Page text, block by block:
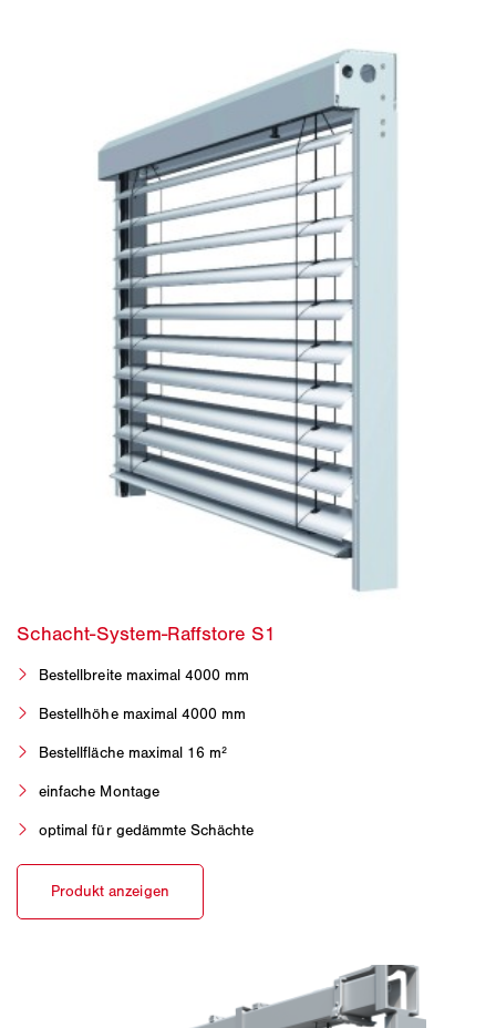
Bestellbreite maximal 4000 mm
Bestellhöhe maximal 4000 mm
Bestellfläche maximal 16 m²
einfache Montage
optimal für gedämmte Schächte